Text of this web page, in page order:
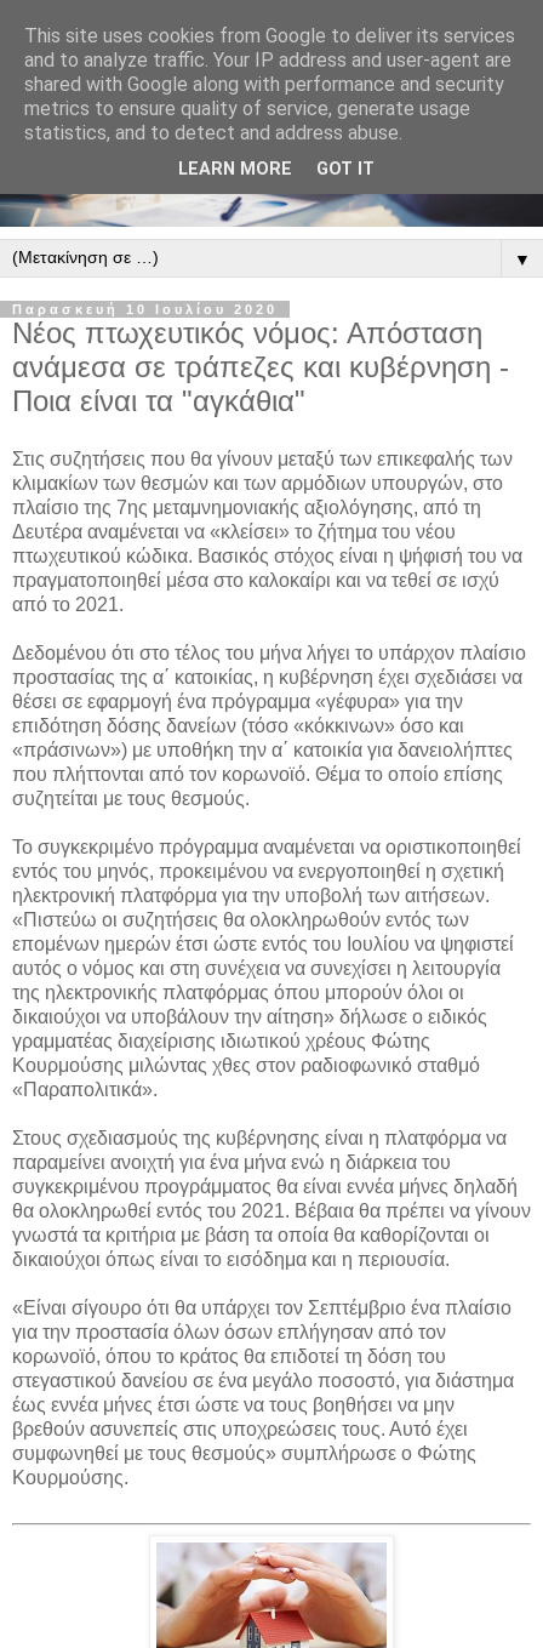
▼
Παρασκευή 10 Ιουλίου 2020
Νέος πτωχευτικός νόμος: Απόσταση
ανάμεσα σε τράπεζες και κυβέρνηση -
Ποια είναι τα "αγκάθια"
Στις συζητήσεις που θα γίνουν μεταξύ των επικεφαλής των
κλιμακίων των θεσμών και των αρμόδιων υπουργών, στο
πλαίσιο της 7ης μεταμνημονιακής αξιολόγησης, από τη
Δευτέρα αναμένεται να «κλείσει» το ζήτημα του νέου
πτωχευτικού κώδικα. Βασικός στόχος είναι η ψήφισή του να
πραγματοποιηθεί μέσα στο καλοκαίρι και να τεθεί σε ισχύ
από το 2021.
Δεδομένου ότι στο τέλος του μήνα λήγει το υπάρχον πλαίσιο
προστασίας της α΄ κατοικίας, η κυβέρνηση έχει σχεδιάσει να
θέσει σε εφαρμογή ένα πρόγραμμα «γέφυρα» για την
επιδότηση δόσης δανείων (τόσο «κόκκινων» όσο και
«πράσινων») με υποθήκη την α΄ κατοικία για δανειολήπτες
που πλήττονται από τον κορωνοϊό. Θέμα το οποίο επίσης
συζητείται με τους θεσμούς.
Το συγκεκριμένο πρόγραμμα αναμένεται να οριστικοποιηθεί
εντός του μηνός, προκειμένου να ενεργοποιηθεί η σχετική
ηλεκτρονική πλατφόρμα για την υποβολή των αιτήσεων.
«Πιστεύω οι συζητήσεις θα ολοκληρωθούν εντός των
επομένων ημερών έτσι ώστε εντός του Ιουλίου να ψηφιστεί
αυτός ο νόμος και στη συνέχεια να συνεχίσει η λειτουργία
της ηλεκτρονικής πλατφόρμας όπου μπορούν όλοι οι
δικαιούχοι να υποβάλουν την αίτηση» δήλωσε ο ειδικός
γραμματέας διαχείρισης ιδιωτικού χρέους Φώτης
Κουρμούσης μιλώντας χθες στον ραδιοφωνικό σταθμό
«Παραπολιτικά».
Στους σχεδιασμούς της κυβέρνησης είναι η πλατφόρμα να
παραμείνει ανοιχτή για ένα μήνα ενώ η διάρκεια του
συγκεκριμένου προγράμματος θα είναι εννέα μήνες δηλαδή
θα ολοκληρωθεί εντός του 2021. Βέβαια θα πρέπει να γίνουν
γνωστά τα κριτήρια με βάση τα οποία θα καθορίζονται οι
δικαιούχοι όπως είναι το εισόδημα και η περιουσία.
«Είναι σίγουρο ότι θα υπάρχει τον Σεπτέμβριο ένα πλαίσιο
για την προστασία όλων όσων επλήγησαν από τον
κορωνοϊό, όπου το κράτος θα επιδοτεί τη δόση του
στεγαστικού δανείου σε ένα μεγάλο ποσοστό, για διάστημα
έως εννέα μήνες έτσι ώστε να τους βοηθήσει να μην
βρεθούν ασυνεπείς στις υποχρεώσεις τους. Αυτό έχει
συμφωνηθεί με τους θεσμούς» συμπλήρωσε ο Φώτης
Κουρμούσης.
This site uses cookies from Google to deliver its services
and to analyze traffic. Your IP address and user-agent are
shared with Google along with performance and security
metrics to ensure quality of service, generate usage
statistics, and to detect and address abuse.
LEARN MORE GOT IT